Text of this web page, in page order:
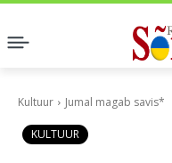
Kultuur Jumal magab savis*
KULTUUR